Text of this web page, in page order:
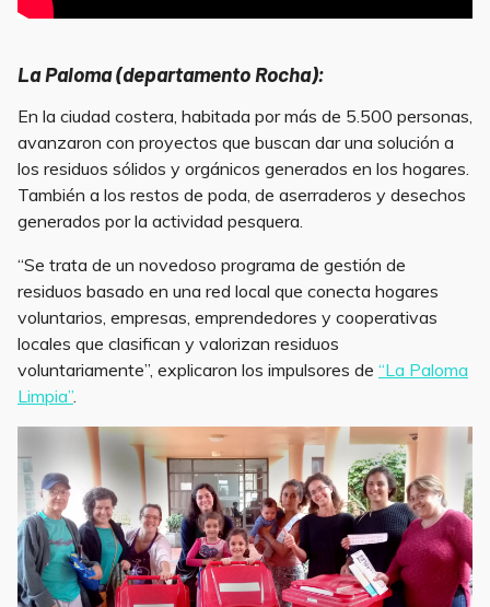
La Paloma (departamento Rocha):
En la ciudad costera, habitada por más de 5.500 personas,
avanzaron con proyectos que buscan dar una solución a
los residuos sólidos y orgánicos generados en los hogares.
También a los restos de poda, de aserraderos y desechos
generados por la actividad pesquera.
“Se trata de un novedoso programa de gestión de
residuos basado en una red local que conecta hogares
voluntarios, empresas, emprendedores y cooperativas
locales que clasifican y valorizan residuos
voluntariamente”, explicaron los impulsores de “La Paloma
Limpia”.